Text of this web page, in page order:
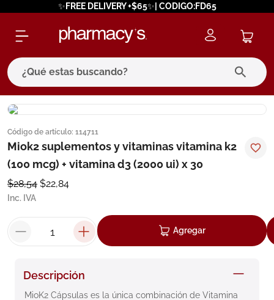
✨FREE DELIVERY +$65✨| CODIGO:FD65
¿Qué estas buscando?
Código de artículo: 114711
Miok2 suplementos y vitaminas vitamina k2
(100 mcg) + vitamina d3 (2000 ui) x 30
$28,54 $22,84
Inc. IVA
Agregar
Descripción
MioK2 Cápsulas es la única combinación de Vitamina
términos más buscados
1. eucerin
bioderma
4.
5. cerave
roche posay